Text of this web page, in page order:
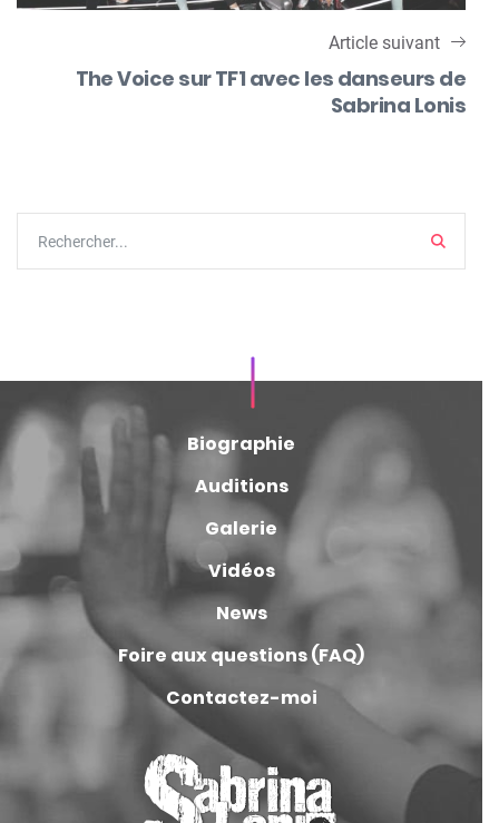
Article suivant
The Voice sur TF1 avec les danseurs de
Sabrina Lonis
Biographie
Auditions
Galerie
Vidéos
News
Foire aux questions (FAQ)
Contactez-moi